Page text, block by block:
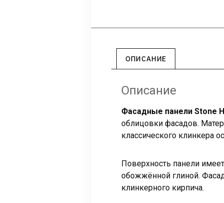
ОПИСАНИЕ
Описание
Фасадные панели Stone
облицовки фасадов.
классического клинкера
Поверхность панели
обожжённой глиной.
клинкерного кирпича.